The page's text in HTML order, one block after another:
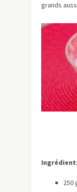
grands
250